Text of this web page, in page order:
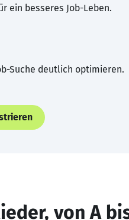
ein besseres Job-Leben.
Suche deutlich optimieren.
von A